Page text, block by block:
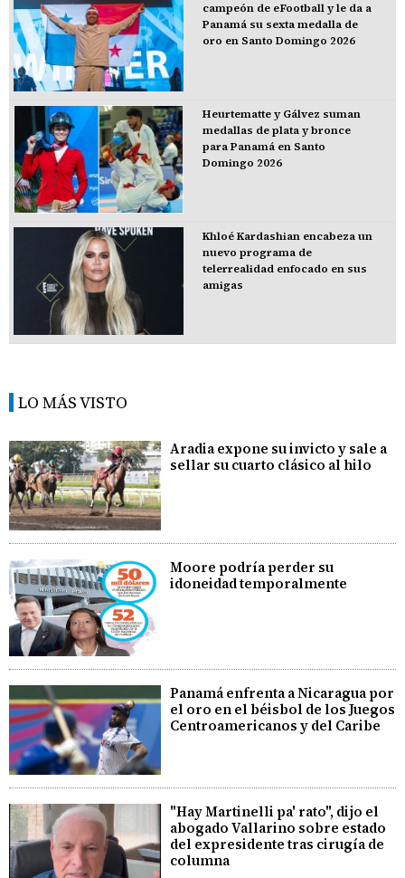
campeón de eFootball y le da a
Panamá su sexta medalla de
oro en Santo Domingo 2026
Heurtematte y Gálvez suman
medallas de plata y bronce
para Panamá en Santo
Domingo 2026
Khloé Kardashian encabeza un
nuevo programa de
telerrealidad enfocado en sus
amigas
LO MÁS VISTO
Aradia expone su invicto y sale a
sellar su cuarto clásico al hilo
Moore podría perder su
idoneidad temporalmente
Panamá enfrenta a Nicaragua por
el oro en el béisbol de los Juegos
Centroamericanos y del Caribe
"Hay Martinelli pa' rato", dijo el
abogado Vallarino sobre estado
del expresidente tras cirugía de
columna